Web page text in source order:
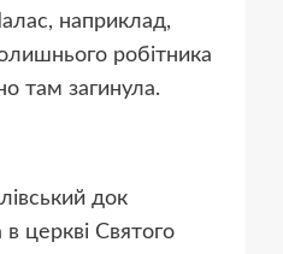
наприклад,
робітника
там загинула.
док
церкві Святого